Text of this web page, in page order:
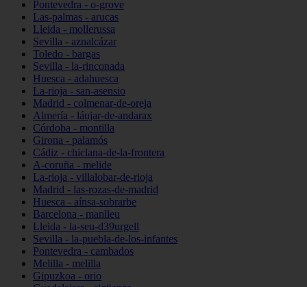
Pontevedra - o-grove
Las-palmas - arucas
Lleida - mollerussa
Sevilla - aznalcázar
Toledo - bargas
Sevilla - la-rinconada
Huesca - adahuesca
La-rioja - san-asensio
Madrid - colmenar-de-oreja
Almería - láujar-de-andarax
Córdoba - montilla
Girona - palamós
Cádiz - chiclana-de-la-frontera
A-coruña - melide
La-rioja - villalobar-de-rioja
Madrid - las-rozas-de-madrid
Huesca - aínsa-sobrarbe
Barcelona - manlleu
Lleida - la-seu-d39urgell
Sevilla - la-puebla-de-los-infantes
Pontevedra - cambados
Melilla - melilla
Gipuzkoa - orio